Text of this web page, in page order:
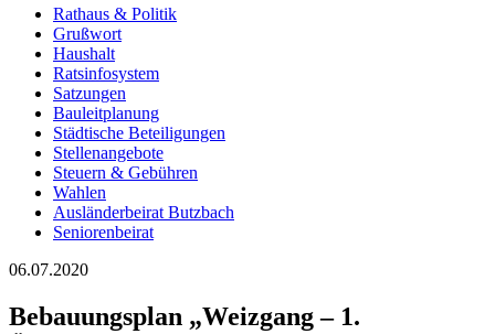
Rathaus & Politik
Grußwort
Haushalt
Ratsinfosystem
Satzungen
Bauleitplanung
Städtische Beteiligungen
Stellenangebote
Steuern & Gebühren
Wahlen
Ausländerbeirat Butzbach
Seniorenbeirat
06.07.2020
Bebauungsplan „Weizgang – 1.